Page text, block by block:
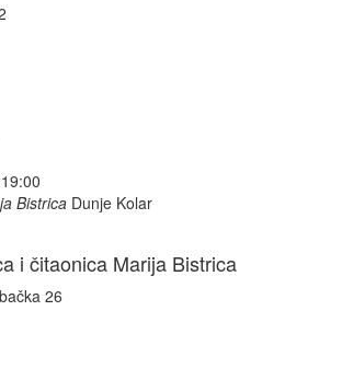
Bistrica Dunje Kolar
i čitaonica Marija Bistrica
26